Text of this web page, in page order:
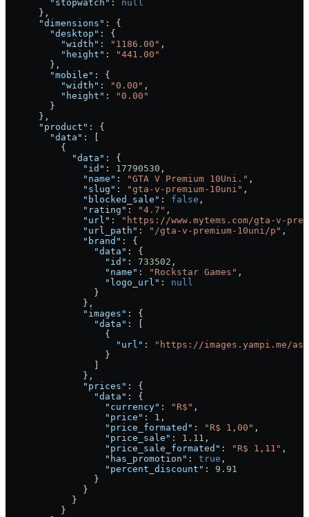
        "stopwatch"
: null
      },
      "dimensions"
: {
        "desktop"
: {
          "width"
: "1186.00" ,
          "height"
:
"441.00"
        },
        "mobile"
: {
          "width"
: "0.00" ,
          "height"
:
"0.00"
        }
      },
      "product"
: {
        "data"
: [
          {
            "data"
: {
              "id"
: 17790530 ,
              "name"
: "GTA V Premium 10Uni." ,
              "slug"
: "gta-v-premium-10uni" ,
              "blocked_sale"
: false ,
              "rating"
: "4.7" ,
              "url"
:
"https://www.mytems.com/gta-v-
              "url_path"
: "/gta-v-premium-10uni/p" ,
              "brand"
: {
                "data"
: {
                  "id"
: 733502 ,
                  "name"
: "Rockstar Games" ,
                  "logo_url"
: null
                }
              },
              "images"
: {
                "data"
: [
                  {
                    "url"
:
"https://images.yampi.me/
                  }
              },
              "prices"
: {
                "data"
: {
                  "currency"
: "R$" ,
                  "price"
: 1 ,
                  "price_formated"
: "R$ 1,00" ,
                  "price_sale"
: 1.11 ,
                  "price_sale_formated"
: "R$ 1,11" ,
                  "has_promotion"
: true ,
                  "percent_discount"
: 9.91
                }
              }
            }
          }